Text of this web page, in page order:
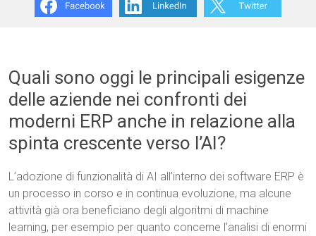
Quali sono oggi le principali esigenze
delle aziende nei confronti dei
moderni ERP anche in relazione alla
spinta crescente verso l’AI?
L’adozione di funzionalità di AI all’interno dei software ERP è
un processo in corso e in continua evoluzione, ma alcune
attività già ora beneficiano degli algoritmi di machine
learning, per esempio per quanto concerne l’analisi di enormi